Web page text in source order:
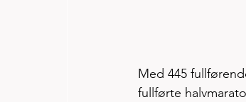
Med 445
fullførte